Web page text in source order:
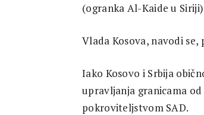
(ogranka Al-Kaide u
Vlada Kosova, navodi
Iako Kosovo i Srbija
upravljanja granicama
pokroviteljstvom SAD.